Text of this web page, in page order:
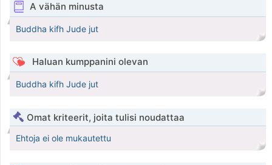
A vähän minusta
Buddha kifh Jude jut
Haluan kumppanini olevan
Buddha kifh Jude jut
Omat kriteerit, joita tulisi noudattaa
Ehtoja ei ole mukautettu